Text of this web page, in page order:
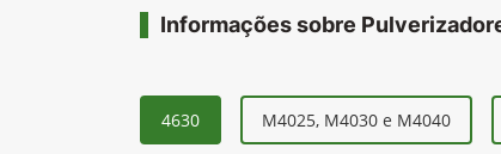
Informações sobre
4630 M4025, M4030 e M4040